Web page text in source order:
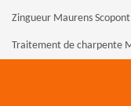
Zingueur Maurens Scopont
Traitement de charpente